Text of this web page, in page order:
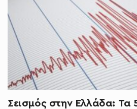
Σεισμός στην Ελλάδα: Τα